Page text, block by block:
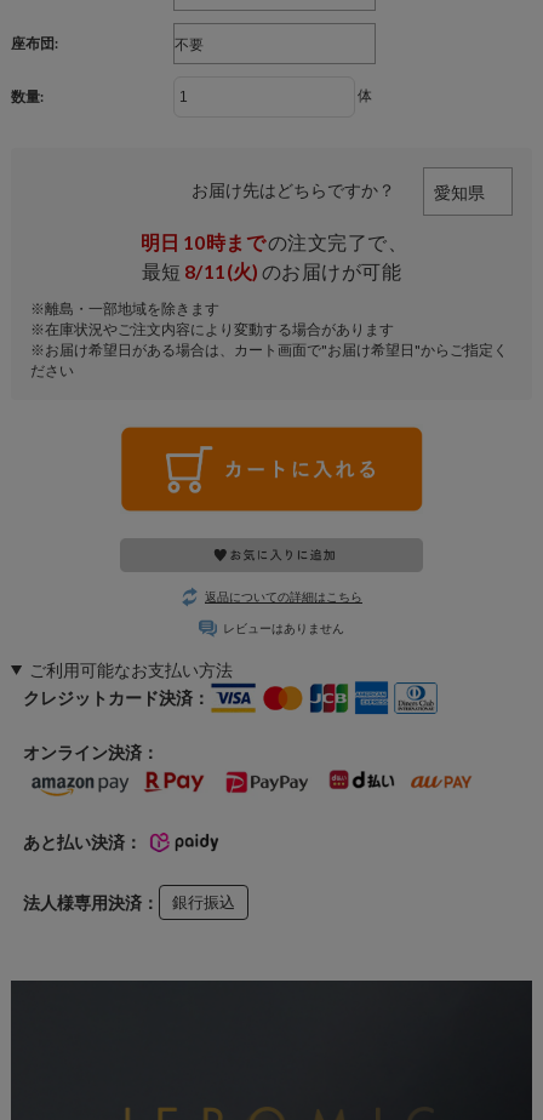
座布団:
数量: 体
お届け先はどちらですか？
明日 10時までの注文完了で、
最短 8/11(火) のお届けが可能
※離島・一部地域を除きます
※在庫状況やご注文内容により変動する場合があります
※お届け希望日がある場合は、カート画面で"お届け希望日"からご指定く
ださい
返品についての詳細はこちら
レビューはありません
ご利用可能なお支払い方法
クレジットカード決済：
オンライン決済：
あと払い決済：
法人様専用決済： 銀行振込